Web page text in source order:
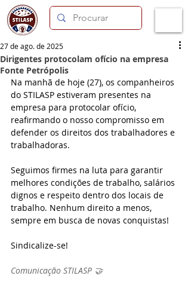
Dirigentes protocolam ofício na empresa
Fonte Petrópolis
27 de ago. de 2025
Na manhã de hoje (27), os companheiros
do STILASP estiveram presentes na
empresa para protocolar ofício,
reafirmando o nosso compromisso em
defender os direitos dos trabalhadores e
trabalhadoras.
Seguimos firmes na luta para garantir
melhores condições de trabalho, salários
dignos e respeito dentro dos locais de
trabalho. Nenhum direito a menos,
sempre em busca de novas conquistas!
Sindicalize-se!
Comunicação STILASP 🤝